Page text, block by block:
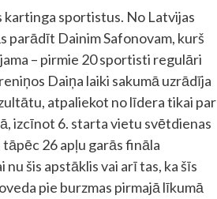
kartinga sportistus. No Latvijas
parādīt Dainim Safonovam, kurš
– pirmie 20 sportisti regulāri
Daiņa laiki sakumā uzrādīja
atpaliekot no līdera tikai par
izcīnot 6. starta vietu svētdienas
26 apļu garās fināla
šis apstāklis vai arī tas, ka šīs
pie burzmas pirmajā līkumā